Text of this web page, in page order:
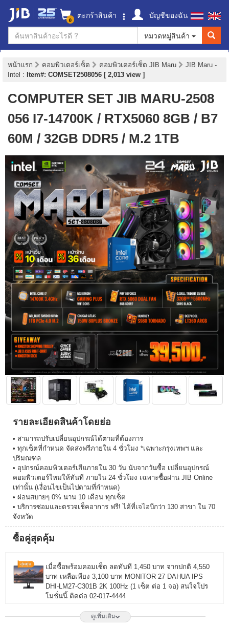
0 ตะกร้าสินค้า
บัญชีของฉัน
หมวดหมู่สินค้า
หน้าแรก คอมพิวเตอร์เซ็ต คอมพิวเตอร์เซ็ต JIB Maru
JIB Maru -
Intel : Item#: COMSET2508056 [ 2,013 view ]
COMPUTER SET JIB MARU-2508
056 I7-14700K / RTX5060 8GB / B7
60M / 32GB DDR5 / M.2 1TB
รายละเอียดสินค้าโดยย่อ
• สามารถปรับเปลี่ยนอุปกรณ์ได้ตามที่ต้องการ
• ทุกเซ็ตที่กำหนด จัดส่งฟรีภายใน 4 ชั่วโมง *เฉพาะกรุงเทพฯ และ
ปริมณฑล
• อุปกรณ์คอมพิวเตอร์เสียภายใน 30 วัน นับจากวันซื้อ เปลี่ยนอุปกรณ์
คอมพิวเตอร์ใหม่ให้ทันที ภายใน 24 ชั่วโมง เฉพาะซื้อผ่าน JIB Online
เท่านั้น (เงื่อนไขเป็นไปตามที่กำหนด)
• ผ่อนสบายๆ 0% นาน 10 เดือน ทุกเซ็ต
• บริการซ่อมและตรวจเช็คอาการ ฟรี! ได้ที่เจไอบีกว่า 130 สาขา ใน 70
จังหวัด
ซื้อคู่สุดคุ้ม
เมื่อซื้อพร้อมคอมเซ็ต ลดทันที 1,450 บาท จากปกติ 4,550
บาท เหลือเพียง 3,100 บาท MONITOR 27 DAHUA IPS
DHI-LM27-C301B 2K 100Hz (1 เซ็ต ต่อ 1 จอ) สนใจโปร
โมชั่นนี้ ติดต่อ 02-017-4444
เมื่อซื้อพร้อมคอมเซ็ต ลดทันที 1,750 บาท จากปกติ 6,650
ดูเพิ่มเติม